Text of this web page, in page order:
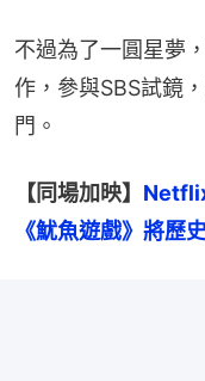
不過為了一圓星夢
作，參與SBS試鏡
門。
【同場加映】
《魷魚遊戲》將歷